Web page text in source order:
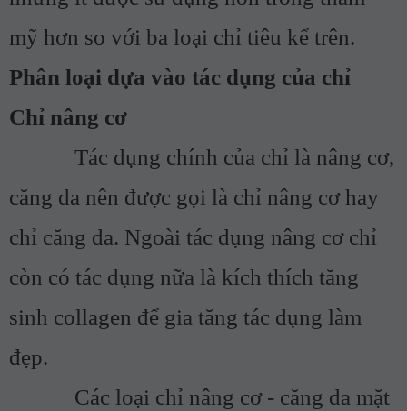
mỹ hơn so với ba loại chỉ tiêu kể trên.
Phân loại dựa vào tác dụng của chỉ
Chỉ nâng cơ
Tác dụng chính của chỉ là nâng cơ,
căng da nên được gọi là chỉ nâng cơ hay
chỉ căng da. Ngoài tác dụng nâng cơ chỉ
còn có tác dụng nữa là kích thích tăng
sinh collagen để gia tăng tác dụng làm
đẹp.
Các loại chỉ nâng cơ - căng da mặt